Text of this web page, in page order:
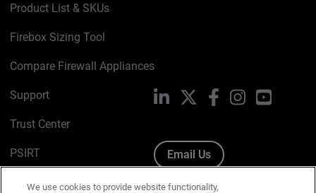
Product List & SKUs
Firebox Sizing Tool
Compare Firewall Appliances
Support
Trust Center
PSIRT
Cookie Policy
LinkedIn FacebookInstagramYouTube
Email Us
We use cookies to provide website functionality,